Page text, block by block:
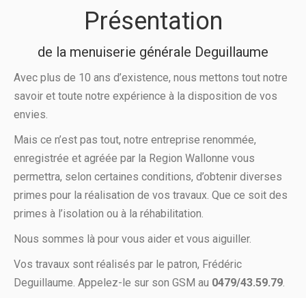
Présentation
de la menuiserie générale Deguillaume
Avec plus de 10 ans d’existence, nous mettons tout notre
savoir et toute notre expérience à la disposition de vos
envies.
Mais ce n’est pas tout, notre entreprise renommée,
enregistrée et agréée par la Region Wallonne vous
permettra, selon certaines conditions, d’obtenir diverses
primes pour la réalisation de vos travaux. Que ce soit des
primes à l’isolation ou à la réhabilitation.
Nous sommes là pour vous aider et vous aiguiller.
Vos travaux sont réalisés par le patron, Frédéric
Deguillaume. Appelez-le sur son GSM au 0479/43.59.79.